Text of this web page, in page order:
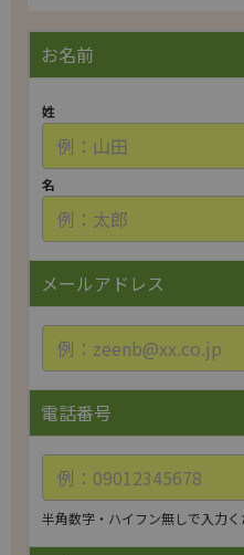
a
s
お名前
姓
名
メールアドレス
電話番号
半角数字・ハイフン無しで入力く